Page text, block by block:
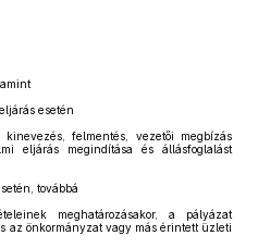
esetén
felmentés, vezetői megbízás
eljárás megindítása és állásfoglalást
továbbá
meghatározásakor, a pályázat
az önkormányzat vagy más érintett üzleti